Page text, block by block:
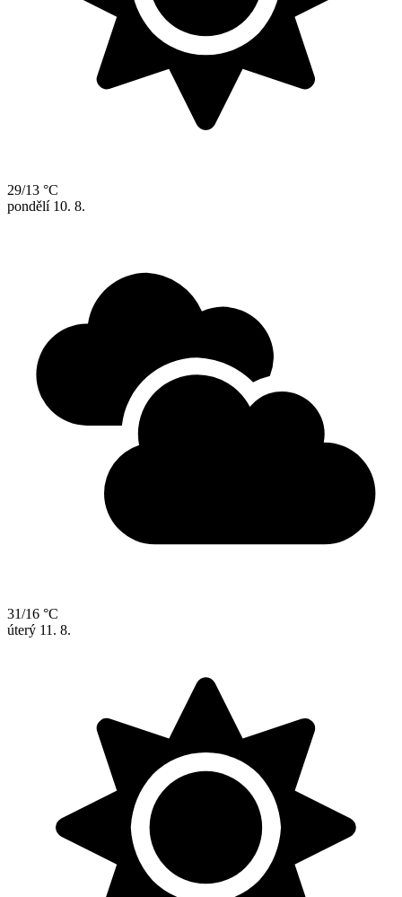
29/13 °C
pondělí 10. 8.
31/16 °C
úterý 11. 8.